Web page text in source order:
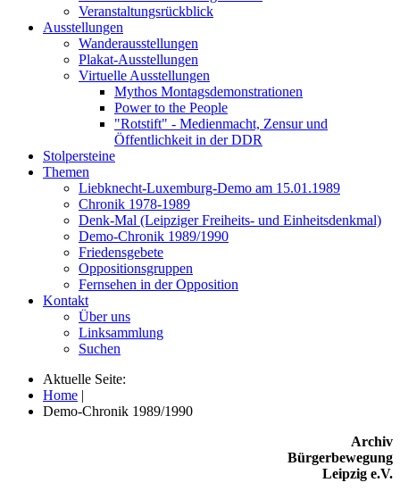
Veranstaltungsrückblick
Ausstellungen
Wanderausstellungen
Plakat-Ausstellungen
Virtuelle Ausstellungen
Mythos Montagsdemonstrationen
Power to the People
"Rotstift" - Medienmacht, Zensur und
Öffentlichkeit in der DDR
Stolpersteine
Themen
Liebknecht-Luxemburg-Demo am 15.01.1989
Chronik 1978-1989
Denk-Mal (Leipziger Freiheits- und Einheitsdenkmal)
Demo-Chronik 1989/1990
Friedensgebete
Oppositionsgruppen
Fernsehen in der Opposition
Kontakt
Über uns
Linksammlung
Suchen
Aktuelle Seite:
Home |
Demo-Chronik 1989/1990
Archiv
Bürgerbewegung
Leipzig e.V.